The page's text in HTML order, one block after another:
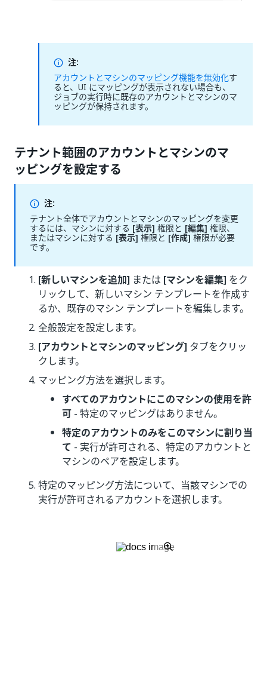
注:
アカウントとマシンのマッピング機能を無効化す
ると、UI にマッピングが表示されない場合も、
ジョブの実行時に既存のアカウントとマシンのマ
ッピングが保持されます。
テナント範囲のアカウントとマシンのマ
ッピングを設定する
注:
テナント全体でアカウントとマシンのマッピングを変更
するには、マシンに対する [表示] 権限と [編集] 権限、
またはマシンに対する [表示] 権限と [作成] 権限が必要
です。
[新しいマシンを追加] または [マシンを編集] をク
リックして、新しいマシン テンプレートを作成す
るか、既存のマシン テンプレートを編集します。
全般設定を設定します。
[アカウントとマシンのマッピング] タブをクリッ
クします。
マッピング方法を選択します。
すべてのアカウントにこのマシンの使用を許
可 - 特定のマッピングはありません。
特定のアカウントのみをこのマシンに割り当
て - 実行が許可される、特定のアカウントと
マシンのペアを設定します。
特定のマッピング方法について、当該マシンでの
実行が許可されるアカウントを選択します。